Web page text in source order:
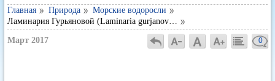
Главная Природа
Морские водоросли
Ламинария Гурьяновой (Laminaria gurjanov…
Март 2017 0